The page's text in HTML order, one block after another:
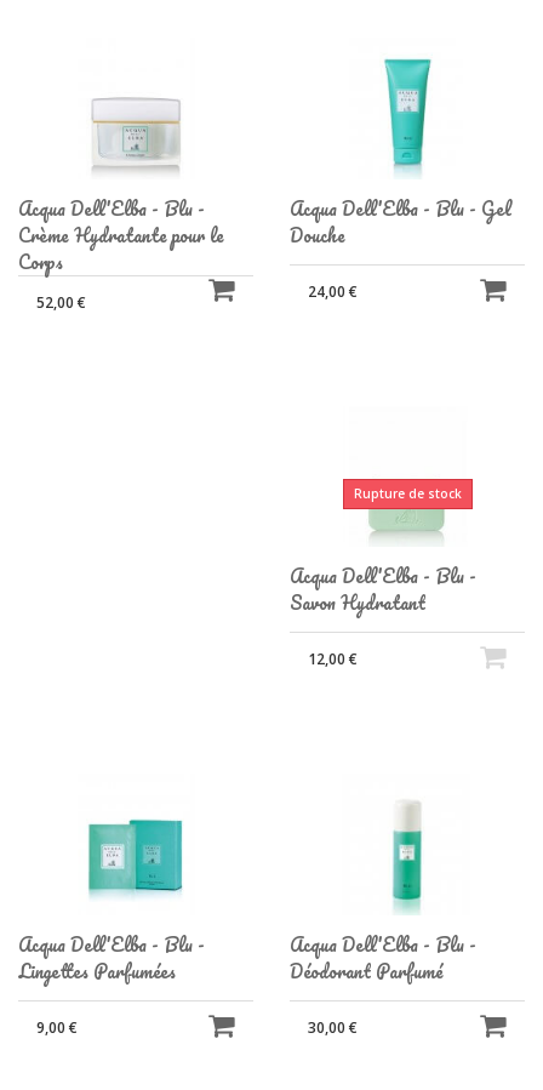
Acqua Dell'Elba - Blu -
Crème Hydratante pour le
Corps
52,00 €
Acqua Dell'Elba - Blu - Gel
Douche
24,00 €
Rupture de stock
Acqua Dell'Elba - Blu -
Savon Hydratant
12,00 €
Acqua Dell'Elba - Blu -
Lingettes Parfumées
9,00 €
Acqua Dell'Elba - Blu -
Déodorant Parfumé
30,00 €